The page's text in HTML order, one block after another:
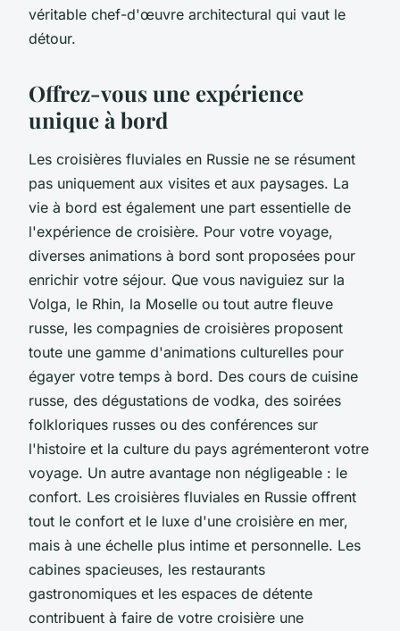
véritable chef-d'œuvre architectural qui vaut le
détour.
Offrez-vous une expérience
unique à bord
Les croisières fluviales en Russie ne se résument
pas uniquement aux visites et aux paysages. La
vie à bord est également une part essentielle de
l'expérience de croisière. Pour votre voyage,
diverses animations à bord sont proposées pour
enrichir votre séjour. Que vous naviguiez sur la
Volga, le Rhin, la Moselle ou tout autre fleuve
russe, les compagnies de croisières proposent
toute une gamme d'animations culturelles pour
égayer votre temps à bord. Des cours de cuisine
russe, des dégustations de vodka, des soirées
folkloriques russes ou des conférences sur
l'histoire et la culture du pays agrémenteront votre
voyage. Un autre avantage non négligeable : le
confort. Les croisières fluviales en Russie offrent
tout le confort et le luxe d'une croisière en mer,
mais à une échelle plus intime et personnelle. Les
cabines spacieuses, les restaurants
gastronomiques et les espaces de détente
contribuent à faire de votre croisière une